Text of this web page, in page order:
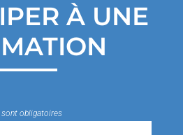
À UNE
obligatoires